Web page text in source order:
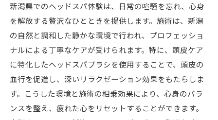
新潟県でのヘッドスパ体験は、日常の喧騒を忘れ、心身
を解放する贅沢なひとときを提供します。施術は、新潟
の自然と調和した静かな環境で行われ、プロフェッショ
ナルによる丁寧なケアが受けられます。特に、頭皮ケア
に特化したヘッドスパブラシを使用することで、頭皮の
血行を促進し、深いリラクゼーション効果をもたらしま
す。こうした環境と施術の相乗効果により、心身のバラ
ンスを整え、疲れた心をリセットすることができます。